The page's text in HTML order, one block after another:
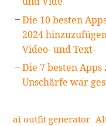
Die 10 besten
2024
Video- und Text-
Die 7 besten
Unschärfe war
ai outfit generator